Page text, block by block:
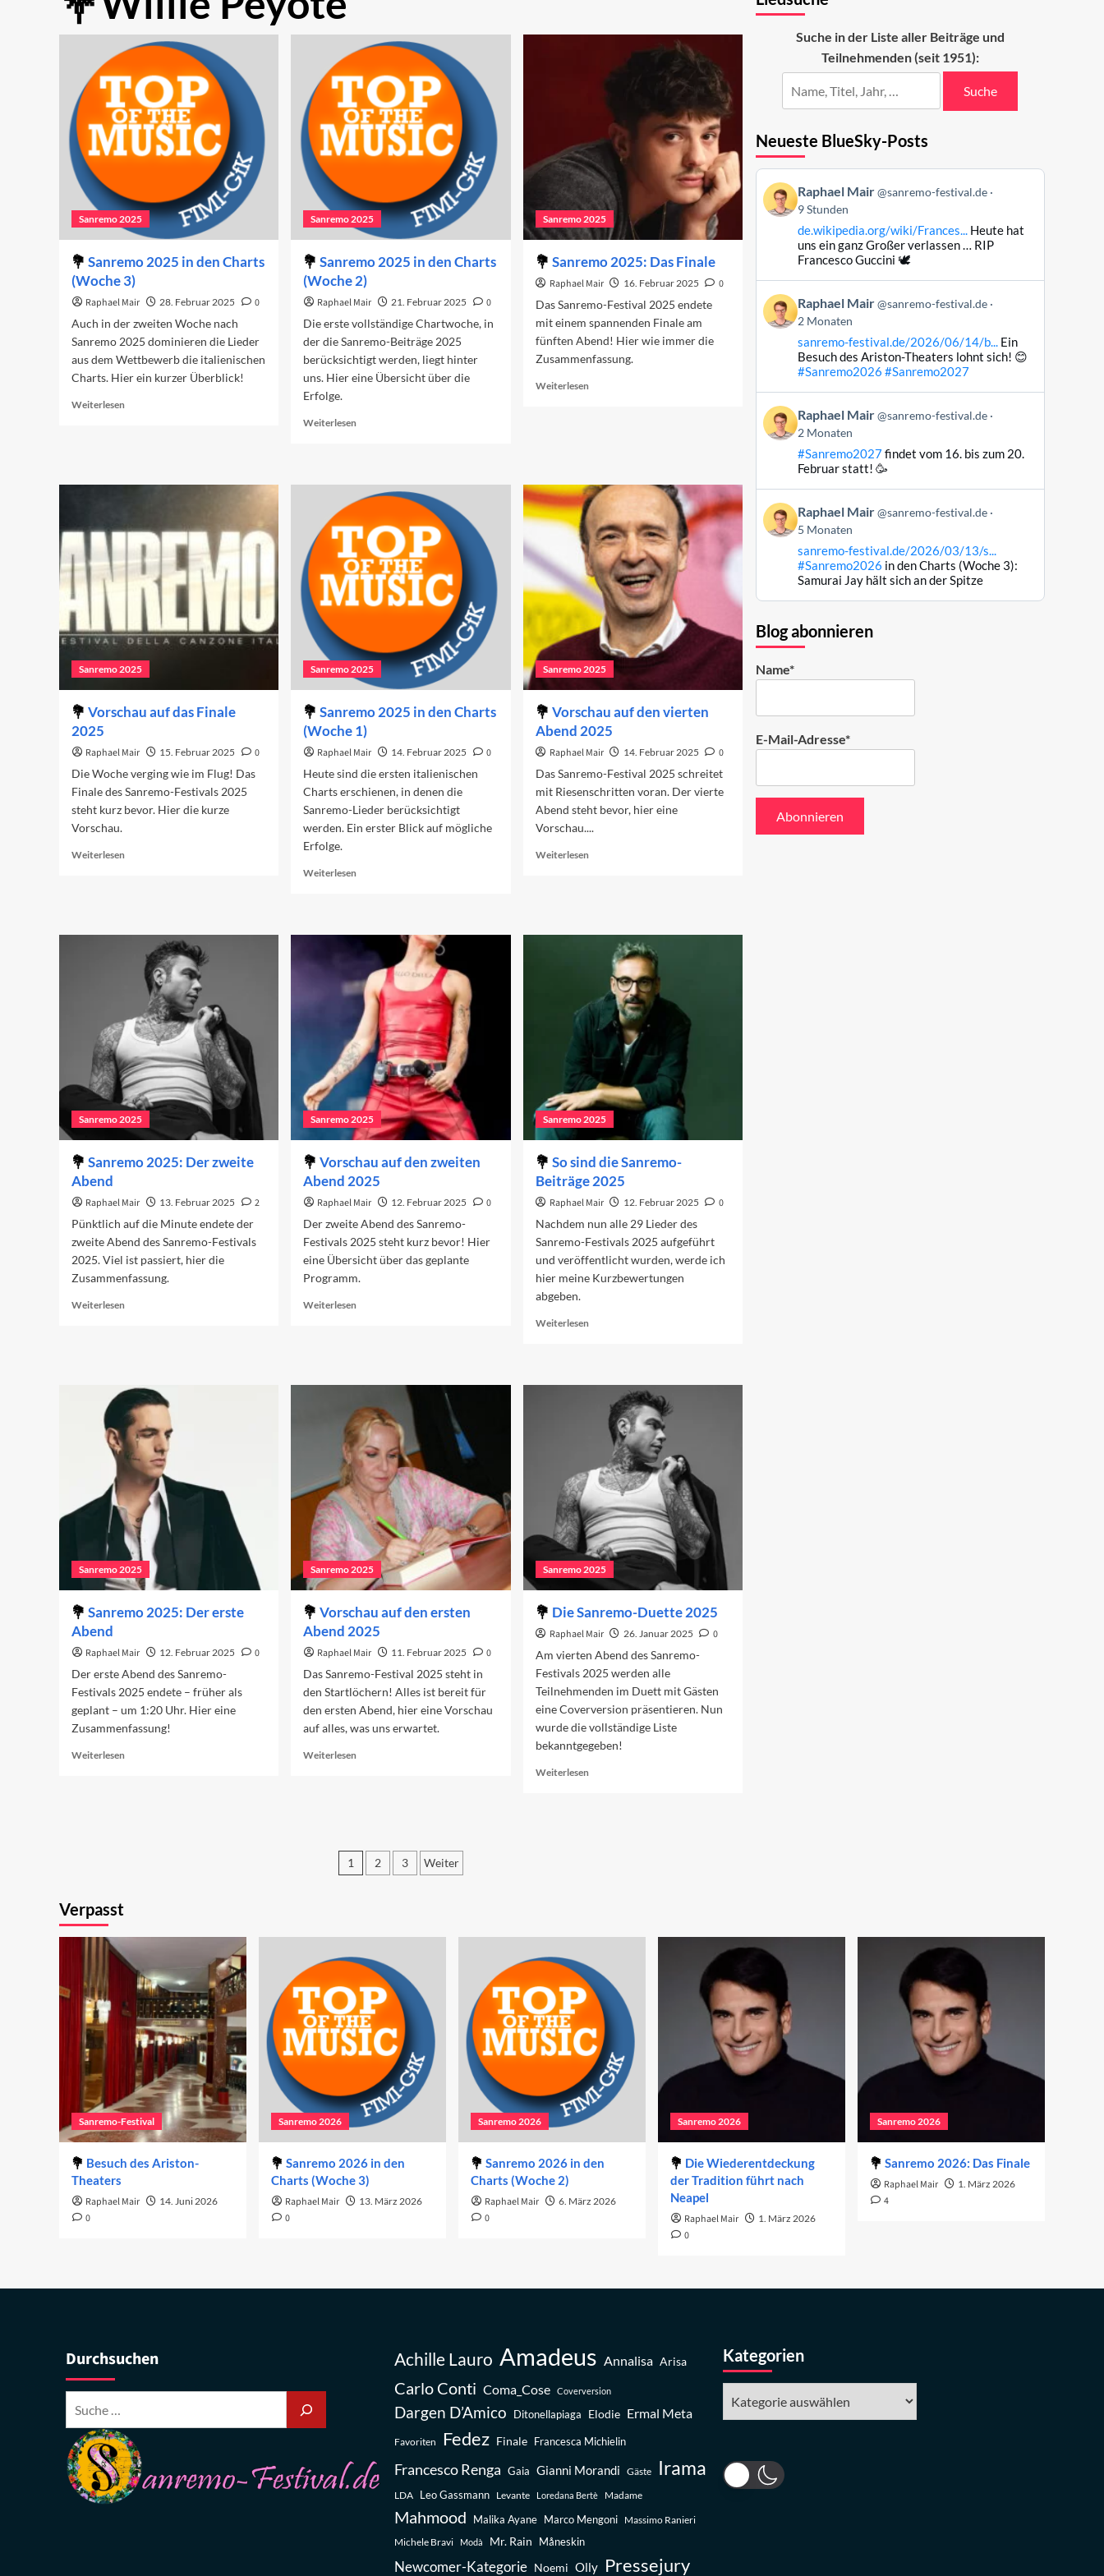
Sanremo 2025
Sanremo 2025 in den Charts
(Woche 3)
Raphael Mair 28. Februar 2025
0
Auch in der zweiten Woche nach
Sanremo 2025 dominieren die Lieder
aus dem Wettbewerb die italienischen
Charts. Hier ein kurzer Überblick!
Weiterlesen
(Woche
Sanremo 2025
Sanremo 2025 in den Charts
(Woche 2)
Raphael Mair 21. Februar 2025
0
Die erste vollständige Chartwoche, in
der die Sanremo-Beiträge 2025
berücksichtigt werden, liegt hinter
uns. Hier eine Übersicht über die
Erfolge.
Weiterlesen
2025
in
Charts
(Woche
2)
Sanremo 2025
Sanremo 2025: Das Finale
Raphael Mair 16. Februar 2025
0
Das Sanremo-Festival 2025 endete
mit einem spannenden Finale am
fünften Abend! Hier wie immer die
Zusammenfassung.
WeiterlesenRead
Sanremo 2025
Vorschau auf das Finale
2025
Raphael Mair 15. Februar 2025
0
Die Woche verging wie im Flug! Das
Finale des Sanremo-Festivals 2025
steht kurz bevor. Hier die kurze
Vorschau.
Weiterlesen
2025
Sanremo 2025
Sanremo 2025 in den Charts
(Woche 1)
Raphael Mair 14. Februar 2025
0
Heute sind die ersten italienischen
Charts erschienen, in denen die
Sanremo-Lieder berücksichtigt
werden. Ein erster Blick auf mögliche
Erfolge.
Weiterlesen
2025
Charts
(Woche
1)
Sanremo 2025
Vorschau auf den vierten
Abend 2025
Raphael Mair 14. Februar 2025
0
Das Sanremo-Festival 2025 schreitet
mit Riesenschritten voran. Der vierte
Abend steht bevor, hier eine
Vorschau....
WeiterlesenRead
vierten
Abend
2025
Sanremo 2025
Sanremo 2025: Der zweite
Abend
Raphael Mair 13. Februar 2025
2
Pünktlich auf die Minute endete der
zweite Abend des Sanremo-Festivals
2025. Viel ist passiert, hier die
Zusammenfassung.
Weiterlesen
zweite
Abend
Sanremo 2025
Vorschau auf den zweiten
Abend 2025
Raphael Mair 12. Februar 2025
0
Der zweite Abend des Sanremo-
Festivals 2025 steht kurz bevor! Hier
eine Übersicht über das geplante
Programm.
Weiterlesen
Abend
2025
Sanremo 2025
So sind die Sanremo-
Beiträge 2025
Raphael Mair 12. Februar 2025
0
Nachdem nun alle 29 Lieder des
Sanremo-Festivals 2025 aufgeführt
und veröffentlicht wurden, werde ich
hier meine Kurzbewertungen
abgeben.
WeiterlesenRead
sind
Sanremo-
Beiträge
Sanremo 2025
Sanremo 2025: Der erste
Abend
Raphael Mair 12. Februar 2025
0
Der erste Abend des Sanremo-
Festivals 2025 endete – früher als
geplant – um 1:20 Uhr. Hier eine
Zusammenfassung!
Weiterlesen
Sanremo 2025
Vorschau auf den ersten
Abend 2025
Raphael Mair 11. Februar 2025
0
Das Sanremo-Festival 2025 steht in
den Startlöchern! Alles ist bereit für
den ersten Abend, hier eine Vorschau
auf alles, was uns erwartet.
Weiterlesen
Abend
2025
Sanremo 2025
Die Sanremo-Duette 2025
Raphael Mair 26. Januar 2025
0
Am vierten Abend des Sanremo-
Festivals 2025 werden alle
Teilnehmenden im Duett mit Gästen
eine Coverversion präsentieren. Nun
wurde die vollständige Liste
bekanntgegeben!
WeiterlesenRead
Beiträge
1 2 3 Weiter
Suche in der Liste aller Beiträge und
Teilnehmenden (seit 1951):
Suche
Neueste BlueSky-Posts
Beitrag
von
Raphael
Raphael Mair @sanremo-festival.de
9 Stunden
de.wikipedia.org/wiki/Frances...Heute hat
uns ein ganz Großer verlassen … RIP
Francesco Guccini 🕊️
Beitrag
von
Raphael
Raphael Mair @sanremo-festival.de
2 Monaten
sanremo-festival.de/2026/06/14/b...Ein
Besuch des Ariston-Theaters lohnt sich! 😊
#Sanremo2026 #Sanremo2027
Beitrag
von
Raphael
Bluesky
ansehen
Raphael Mair @sanremo-festival.de
2 Monaten
#Sanremo2027findet vom 16. bis zum 20.
Februar statt! 🥳
Beitrag
von
Raphael
Raphael Mair @sanremo-festival.de
5 Monaten
sanremo-festival.de/2026/03/13/s...
#Sanremo2026 in den Charts (Woche 3):
Samurai Jay hält sich an der Spitze
Blog abonnieren
Name*
E-Mail-Adresse*
Verpasst
Sanremo-Festival
Besuch des Ariston-
Theaters
Raphael Mair 14. Juni 2026
0
Sanremo 2026
Sanremo 2026 in den
Charts (Woche 3)
Raphael Mair 13. März 2026
0
Sanremo 2026
Sanremo 2026 in den
Charts (Woche 2)
Raphael Mair 6. März 2026
0
Sanremo 2026
Die Wiederentdeckung
der Tradition führt nach
Neapel
Raphael Mair 1. März 2026
0
Sanremo 2026
Sanremo 2026: Das Finale
Raphael Mair 1. März 2026
4
Durchsuchen Achille Lauro Amadeus Annalisa Arisa
Carlo Conti Coma_Cose Coverversion
Dargen D’Amico Ditonellapiaga Elodie Ermal Meta
Favoriten Fedez Finale Francesca Michielin
Francesco Renga Gaia Gianni Morandi Gäste Irama
LDA Leo Gassmann Levante Loredana Bertè Madame
Mahmood Malika Ayane Marco Mengoni
Massimo Ranieri
Michele Bravi
Modà Mr. Rain Måneskin
Newcomer-Kategorie Noemi Olly Pressejury
Kategorien